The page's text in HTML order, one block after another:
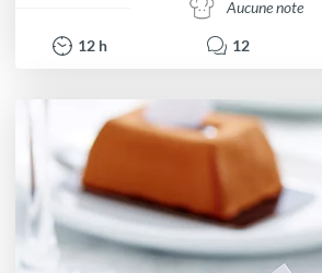
Aucune note
12 h 12